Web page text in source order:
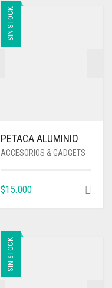
SIN STOCK
PETACA ALUMINIO
ACCESORIOS & GADGETS
$15.000
SIN STOCK